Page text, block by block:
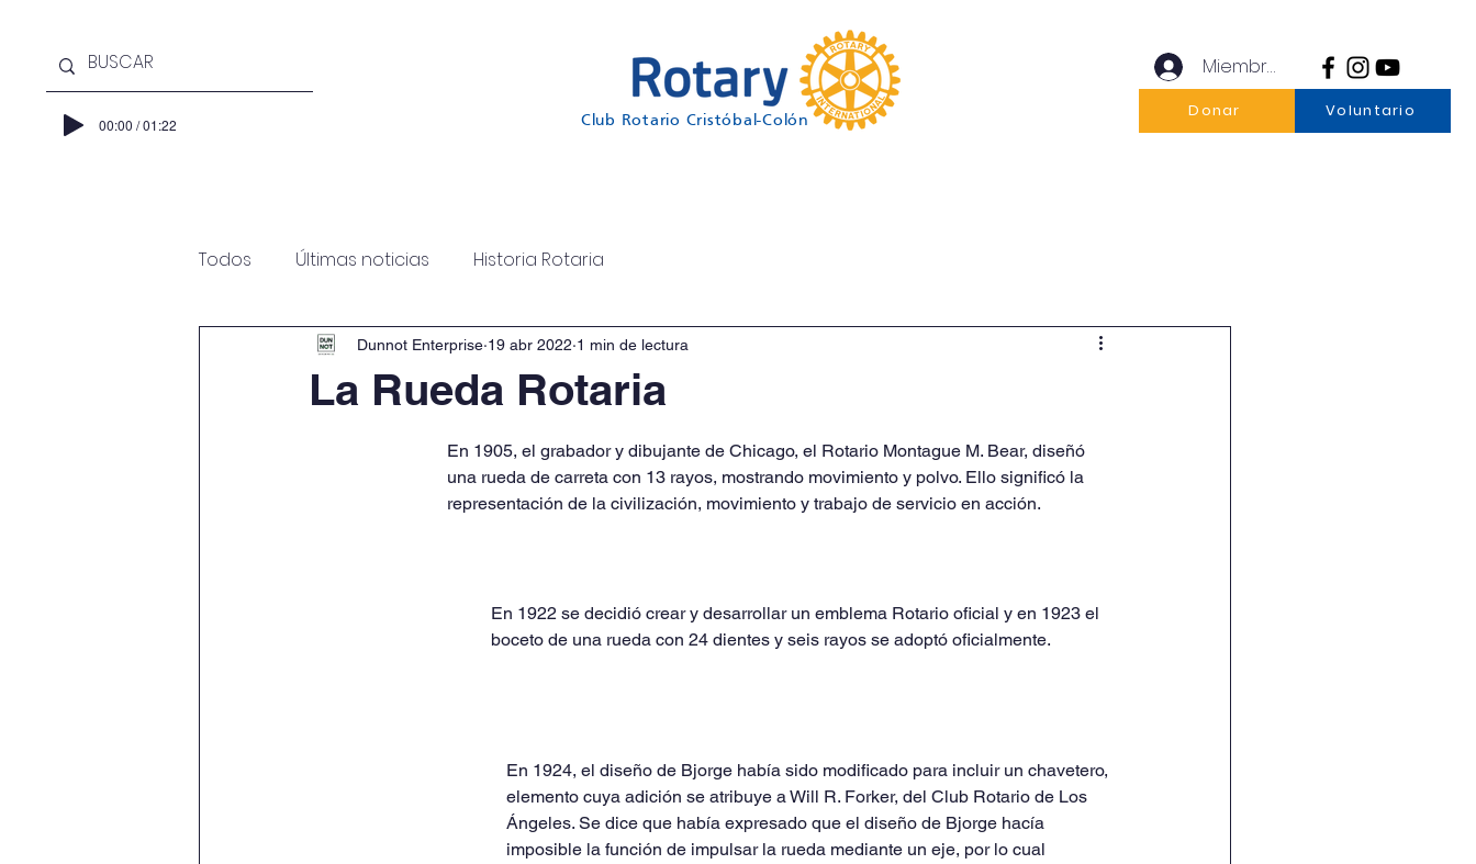
00:00 / 01:22 Club Rotario Cristóbal-Colón
Miembros
Donar Voluntario
Todos Últimas noticias Historia Rotaria
La Rueda Rotaria
Dunnot Enterprise 19 abr 2022 1 min de lectura
En 1905, el grabador y dibujante de Chicago, el Rotario Montague M. Bear, diseñó
una rueda de carreta con 13 rayos, mostrando movimiento y polvo. Ello significó la
representación de la civilización, movimiento y trabajo de servicio en acción.
En 1922 se decidió crear y desarrollar un emblema Rotario oficial y en 1923 el
boceto de una rueda con 24 dientes y seis rayos se adoptó oficialmente.
En 1924, el diseño de Bjorge había sido modificado para incluir un chavetero,
elemento cuya adición se atribuye a Will R. Forker, del Club Rotario de Los
Ángeles. Se dice que había expresado que el diseño de Bjorge hacía
imposible la función de impulsar la rueda mediante un eje, por lo cual